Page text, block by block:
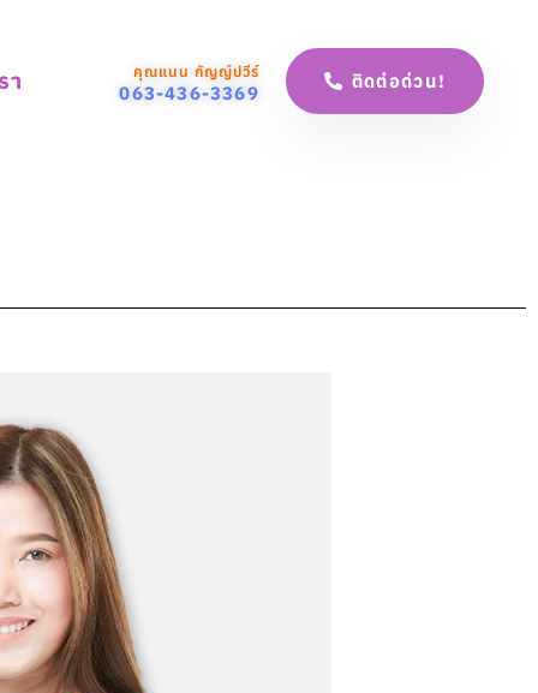
า คุณแนน กัญญ์ปวีร์
063-436-3369
ติดต่อด่วน!